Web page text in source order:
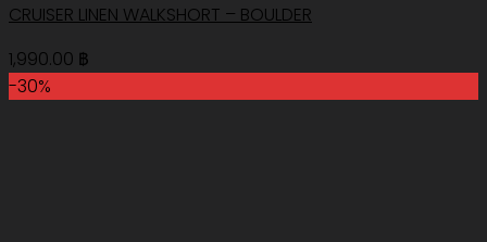
CRUISER LINEN WALKSHORT – BOULDER
1,990.00 ฿
-30%